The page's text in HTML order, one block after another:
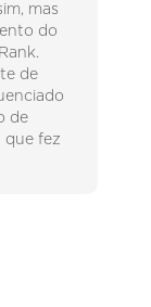
mas
do
de
de
que fez